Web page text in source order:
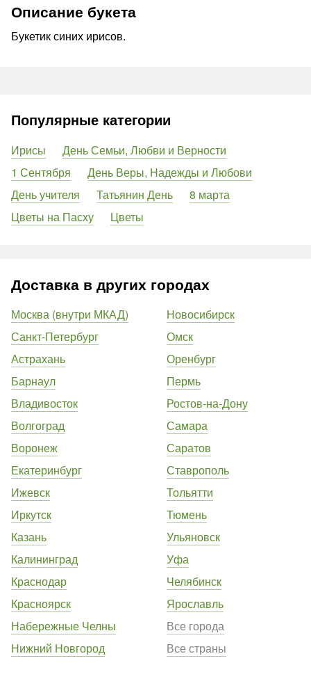
Описание букета
Букетик синих ирисов.
Популярные категории
Ирисы
День Семьи, Любви и Верности
1 Сентября
День Веры, Надежды и Любови
День учителя
Татьянин День
8 марта
Цветы на Пасху
Цветы
Доставка в других городах
Москва (внутри МКАД)
Санкт-Петербург
Астрахань
Барнаул
Владивосток
Волгоград
Воронеж
Екатеринбург
Ижевск
Иркутск
Казань
Калининград
Краснодар
Красноярск
Набережные Челны
Нижний Новгород
Новосибирск
Омск
Оренбург
Пермь
Ростов-на-Дону
Самара
Саратов
Ставрополь
Тольятти
Тюмень
Ульяновск
Уфа
Челябинск
Ярославль
Все города
Все страны